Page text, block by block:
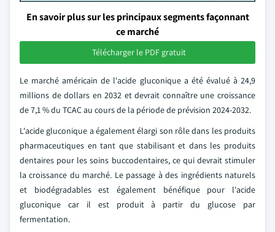
En savoir plus sur les principaux segments façonnant
ce marché
Télécharger le PDF gratuit
Le marché américain de l'acide gluconique a été évalué à 24,9
millions de dollars en 2032 et devrait connaître une croissance
de 7,1 % du TCAC au cours de la période de prévision 2024-2032.
L'acide gluconique a également élargi son rôle dans les produits
pharmaceutiques en tant que stabilisant et dans les produits
dentaires pour les soins buccodentaires, ce qui devrait stimuler
la croissance du marché. Le passage à des ingrédients naturels
et biodégradables est également bénéfique pour l'acide
gluconique car il est produit à partir du glucose par
fermentation.